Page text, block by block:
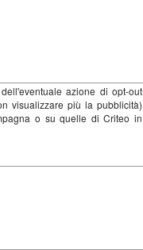
azione di opt-out
visualizzare più la pubblicità)
o su quelle di Criteo in